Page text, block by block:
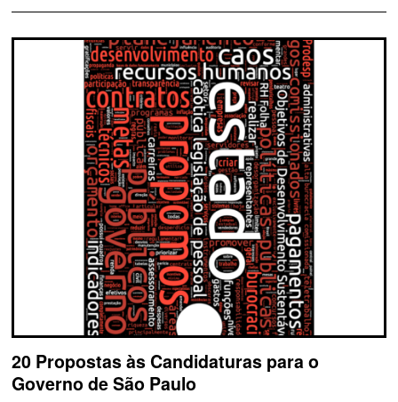
20 Propostas às Candidaturas para o
Governo de São Paulo